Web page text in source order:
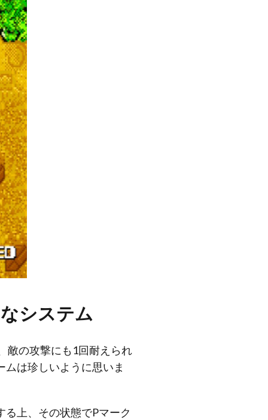
システム
敵の攻撃にも1回耐えられ
は珍しいように思いま
上、その状態でPマーク